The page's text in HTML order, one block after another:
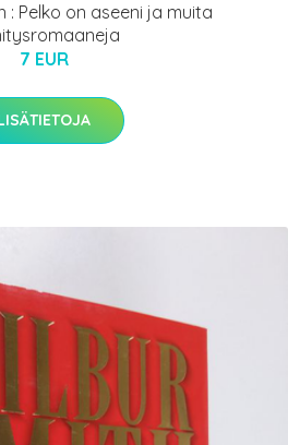
: Pelko on aseeni ja muita
7 EUR